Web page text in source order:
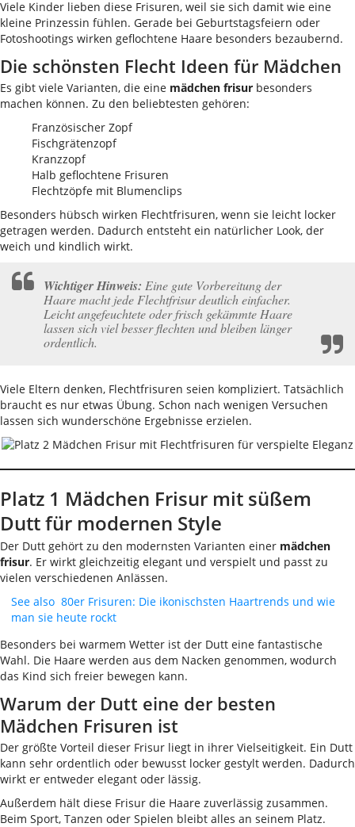
Viele Kinder lieben diese Frisuren, weil sie sich damit wie eine
kleine Prinzessin fühlen. Gerade bei Geburtstagsfeiern oder
Fotoshootings wirken geflochtene Haare besonders bezaubernd.
Die schönsten Flecht Ideen für Mädchen
Es gibt viele Varianten, die eine mädchen frisur besonders
machen können. Zu den beliebtesten gehören:
Französischer Zopf
Fischgrätenzopf
Kranzzopf
Halb geflochtene Frisuren
Flechtzöpfe mit Blumenclips
Besonders hübsch wirken Flechtfrisuren, wenn sie leicht locker
getragen werden. Dadurch entsteht ein natürlicher Look, der
weich und kindlich wirkt.
Wichtiger Hinweis: Eine gute Vorbereitung der
Haare macht jede Flechtfrisur deutlich einfacher.
Leicht angefeuchtete oder frisch gekämmte Haare
lassen sich viel besser flechten und bleiben länger
ordentlich.
Viele Eltern denken, Flechtfrisuren seien kompliziert. Tatsächlich
braucht es nur etwas Übung. Schon nach wenigen Versuchen
lassen sich wunderschöne Ergebnisse erzielen.
Platz 1 Mädchen Frisur mit süßem
Dutt für modernen Style
Der Dutt gehört zu den modernsten Varianten einer mädchen
frisur. Er wirkt gleichzeitig elegant und verspielt und passt zu
vielen verschiedenen Anlässen.
See also 80er Frisuren: Die ikonischsten Haartrends und wie
man sie heute rockt
Besonders bei warmem Wetter ist der Dutt eine fantastische
Wahl. Die Haare werden aus dem Nacken genommen, wodurch
das Kind sich freier bewegen kann.
Warum der Dutt eine der besten
Mädchen Frisuren ist
Der größte Vorteil dieser Frisur liegt in ihrer Vielseitigkeit. Ein Dutt
kann sehr ordentlich oder bewusst locker gestylt werden. Dadurch
wirkt er entweder elegant oder lässig.
Außerdem hält diese Frisur die Haare zuverlässig zusammen.
Beim Sport, Tanzen oder Spielen bleibt alles an seinem Platz.